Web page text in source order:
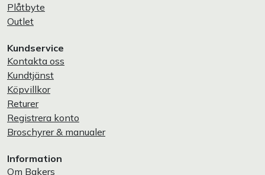
Plåtbyte
Outlet
Kundservice
Kontakta oss
Kundtjänst
Köpvillkor
Returer
Registrera konto
Broschyrer & manualer
Information
Om Bakers